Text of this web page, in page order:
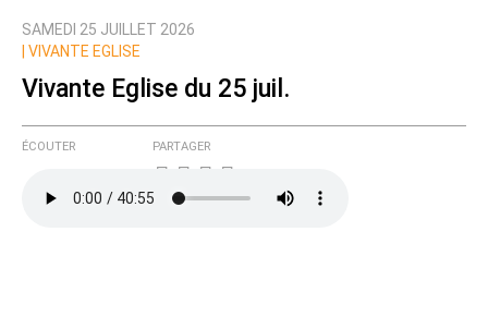
SAMEDI 25 JUILLET 2026
VIVANTE EGLISE
Vivante Eglise du 25 juil.
ÉCOUTER PARTAGER